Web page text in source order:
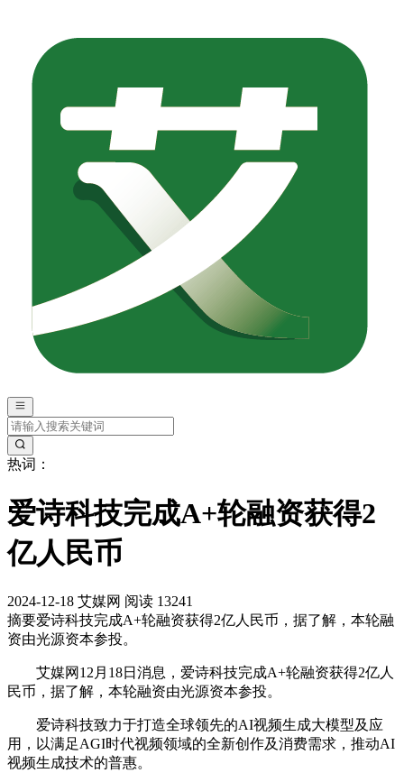
热词：
爱诗科技完成A+轮融资获得2
亿人民币
2024-12-18 艾媒网 阅读 13241
摘要爱诗科技完成A+轮融资获得2亿人民币，据了解，本轮融
资由光源资本参投。
艾媒网12月18日消息，爱诗科技完成A+轮融资获得2亿人
民币，据了解，本轮融资由光源资本参投。
爱诗科技致力于打造全球领先的AI视频生成大模型及应
用，以满足AGI时代视频领域的全新创作及消费需求，推动AI
视频生成技术的普惠。